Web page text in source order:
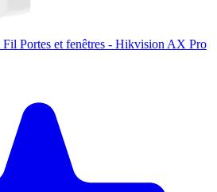
Fil Portes et fenêtres - Hikvision AX Pro